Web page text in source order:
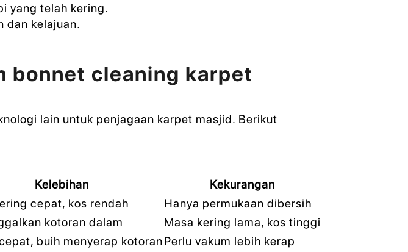
yang telah kering.
dan kelajuan.
bonnet cleaning karpet
lain untuk penjagaan karpet masjid. Berikut
Kelebihan
Kekurangan
cepat, kos rendah
Hanya permukaan dibersih
kotoran dalam
Masa kering lama, kos tinggi
buih menyerap kotoranPerlu vakum lebih kerap